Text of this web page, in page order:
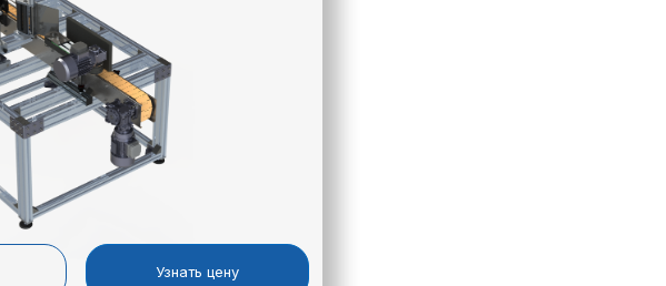
Узел ориентации (ориентатор)
обеспечивает правильное
количество наклеиваемых позиций (этикеток, наклеек),
и мы решим Вашу задачу!
Узнать цену